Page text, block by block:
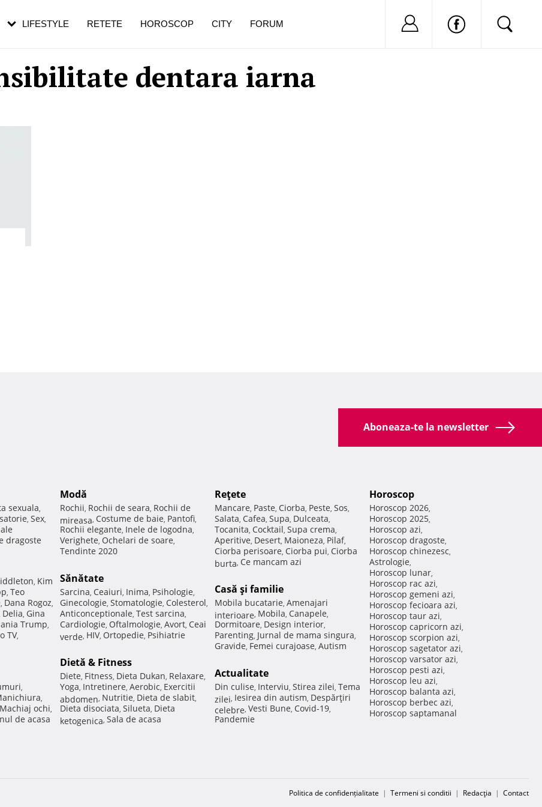
dentara iarna
LIFESTYLE RETETE HOROSCOP CITY FORUM Nu ai cont?
în vârstă
de dureroasă este investigația
Aboneaza-te la newsletter
sexuala,
, Sex,
dragoste
, Kim
, Teo
, Dana Rogoz,
Delia, Gina
Trump,
TV,
,
,
Machiaj ochi,
de acasa
Modă
Rochii, Rochii de seara, Rochii de
mireasa, Costume de baie, Pantofi,
Rochii elegante, Inele de logodna,
Verighete, Ochelari de soare,
Tendinte 2020
Sănătate
Sarcina, Ceaiuri, Inima, Psihologie,
Ginecologie, Stomatologie, Colesterol,
Anticonceptionale, Test sarcina,
Cardiologie, Oftalmologie, Avort, Ceai
verde, HIV, Ortopedie, Psihiatrie
Dietă & Fitness
Diete, Fitness, Dieta Dukan, Relaxare,
Yoga, Intretinere, Aerobic, Exercitii
abdomen, Nutritie, Dieta de slabit,
Dieta disociata, Silueta, Dieta
ketogenica, Sala de acasa
Reţete
Mancare, Paste, Ciorba, Peste, Sos,
Salata, Cafea, Supa, Dulceata,
Tocanita, Cocktail, Supa crema,
Aperitive, Desert, Maioneza, Pilaf,
Ciorba perisoare, Ciorba pui, Ciorba
burta, Ce mancam azi
Casă şi familie
Mobila bucatarie, Amenajari
interioare, Mobila, Canapele,
Dormitoare, Design interior,
Parenting, Jurnal de mama singura,
Gravide, Femei curajoase, Autism
Actualitate
Din culise, Interviu, Stirea zilei, Tema
zilei, Iesirea din autism, Despărţiri
celebre, Vesti Bune, Covid-19,
Pandemie
Horoscop
Horoscop 2026,
Horoscop 2025,
Horoscop azi,
Horoscop dragoste,
Horoscop chinezesc,
Astrologie,
Horoscop lunar,
Horoscop rac azi,
Horoscop gemeni azi,
Horoscop fecioara azi,
Horoscop taur azi,
Horoscop capricorn azi,
Horoscop scorpion azi,
Horoscop sagetator azi,
Horoscop varsator azi,
Horoscop pesti azi,
Horoscop leu azi,
Horoscop balanta azi,
Horoscop berbec azi,
Horoscop saptamanal
Politica de confidențialitate | Termeni si conditii | Redacţia | Contact